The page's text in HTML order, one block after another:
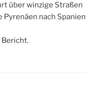
über winzige Straßen
nach Spanien